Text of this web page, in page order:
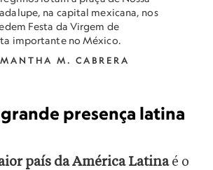
na capital mexicana, nos
Festa da Virgem de
importante no México.
M. CABRERA
presença latina
país da América Latinaé o